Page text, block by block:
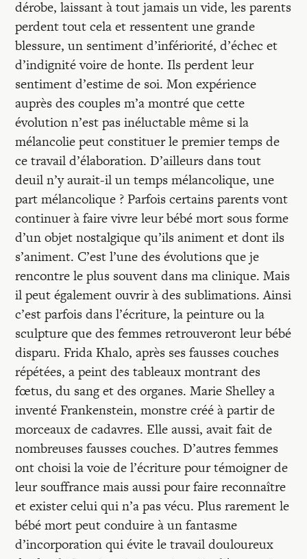
dérobe, laissant à tout jamais un vide, les parents
perdent tout cela et ressentent une grande
blessure, un sentiment d’infériorité, d’échec et
d’indignité voire de honte. Ils perdent leur
sentiment d’estime de soi. Mon expérience
auprès des couples m’a montré que cette
évolution n’est pas inéluctable même si la
mélancolie peut constituer le premier temps de
ce travail d’élaboration. D’ailleurs dans tout
deuil n’y aurait-il un temps mélancolique, une
part mélancolique ? Parfois certains parents vont
continuer à faire vivre leur bébé mort sous forme
d’un objet nostalgique qu’ils animent et dont ils
s’animent. C’est l’une des évolutions que je
rencontre le plus souvent dans ma clinique. Mais
il peut également ouvrir à des sublimations. Ainsi
c’est parfois dans l’écriture, la peinture ou la
sculpture que des femmes retrouveront leur bébé
disparu. Frida Khalo, après ses fausses couches
répétées, a peint des tableaux montrant des
fœtus, du sang et des organes. Marie Shelley a
inventé Frankenstein, monstre créé à partir de
morceaux de cadavres. Elle aussi, avait fait de
nombreuses fausses couches. D’autres femmes
ont choisi la voie de l’écriture pour témoigner de
leur souffrance mais aussi pour faire reconnaître
et exister celui qui n’a pas vécu. Plus rarement le
bébé mort peut conduire à un fantasme
d’incorporation qui évite le travail douloureux